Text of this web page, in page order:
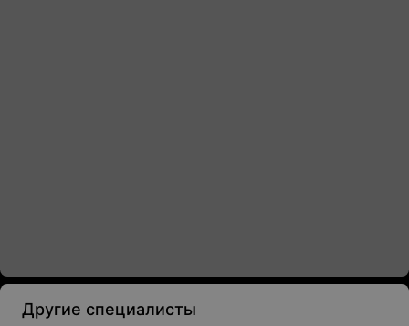
Другие специалисты